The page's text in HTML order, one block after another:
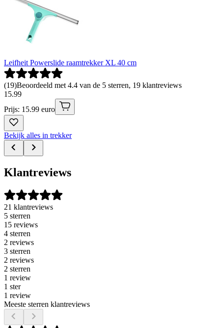
Leifheit Powerslide raamtrekker XL 40 cm
(19)Beoordeeld met 4.4 van de 5 sterren, 19 klantreviews
15.99
Prijs: 15.99 euro
Bekijk alles in trekker
Klantreviews
21 klantreviews
5 sterren
15 reviews
4 sterren
2 reviews
3 sterren
2 reviews
2 sterren
1 review
1 ster
1 review
Meeste sterren klantreviews